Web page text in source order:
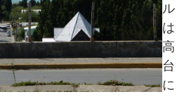
ル
は
高
台
に